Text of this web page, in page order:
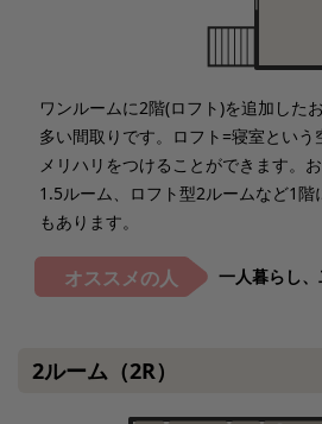
ワンルームに2階(ロフト)を追加した
多い間取りです。ロフト=寝室とい
メリハリをつけることができます。
1.5ルーム、ロフト型2ルームなど1
もあります。
オススメの人 一人暮らし
2ルーム（2R）